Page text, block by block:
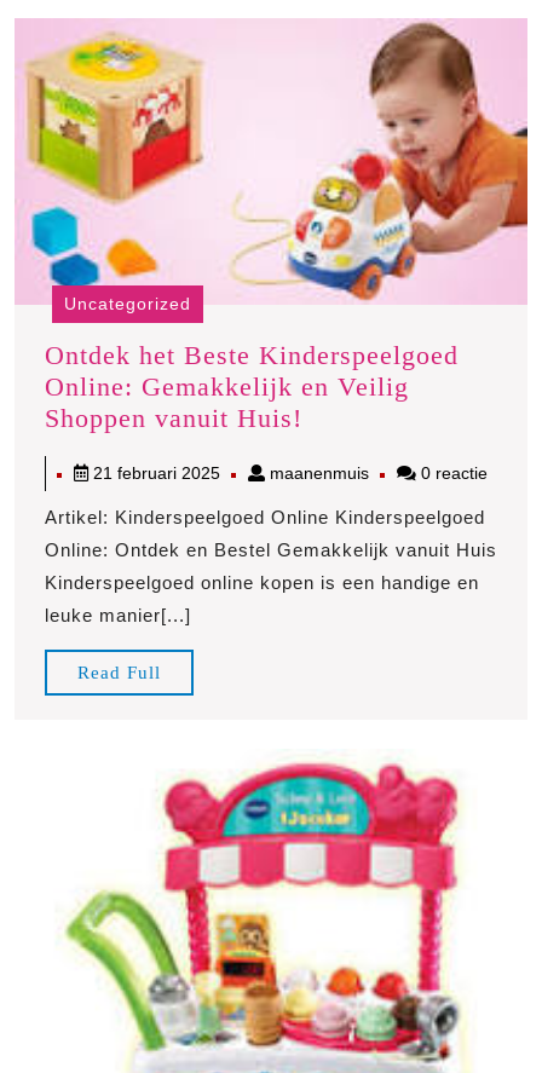
Uncategorized
Ontdek het Beste Kinderspeelgoed
Online: Gemakkelijk en Veilig
Shoppen vanuit Huis!
Beste
Kinderspeelgoed
Online:
Gemakkelijk
21 februari 202521
2025
maanenmuismaanenmuis
0 reactie
Artikel: Kinderspeelgoed Online Kinderspeelgoed
Online: Ontdek en Bestel Gemakkelijk vanuit Huis
Kinderspeelgoed online kopen is een handige en
leuke manier[...]
Read Full
Full